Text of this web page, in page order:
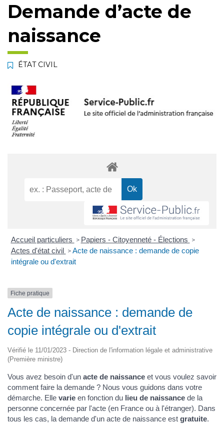
Demande d’acte de
naissance
ÉTAT CIVIL
Accueil particuliers > Papiers - Citoyenneté - Élections >
Actes d'état civil > Acte de naissance : demande de copie
intégrale ou d'extrait
Fiche pratique
Acte de naissance : demande de
copie intégrale ou d'extrait
Vérifié le 11/01/2023 - Direction de l'information légale et administrative
(Première ministre)
Vous avez besoin d'un acte de naissance et vous voulez savoir
comment faire la demande ? Nous vous guidons dans votre
démarche. Elle varie en fonction du lieu de naissance de la
personne concernée par l'acte (en France ou à l'étranger). Dans
tous les cas, la demande d'un acte de naissance est gratuite.